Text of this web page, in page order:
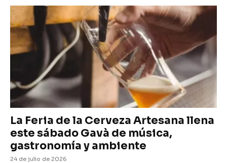
La Feria de la Cerveza Artesana llena
este sábado Gavà de música,
gastronomía y ambiente
24 de julio de 2026